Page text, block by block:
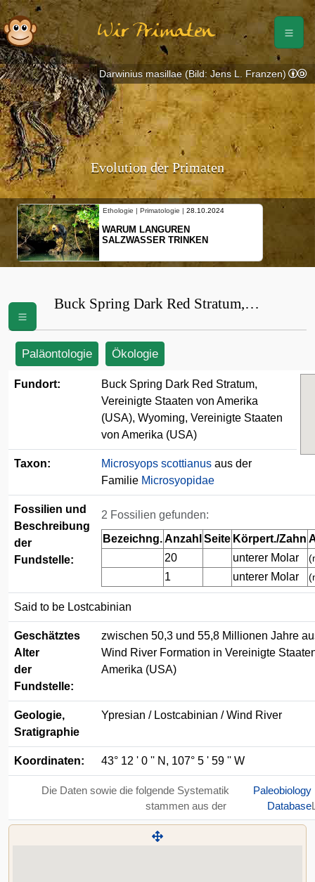
Wir Primaten
Evolution der Primaten
Ethologie | Primatologie | 28.10.2024
WARUM LANGUREN
SALZWASSER TRINKEN
Darwinius masillae (Bild: Jens L. Franzen)
Buck Spring Dark Red Stratum,
Paläontologie Ökologie
Fundort:
Buck Spring Dark Red Stratum,
Vereinigte Staaten von Amerika
(USA), Wyoming, Vereinigte Staaten
von Amerika (USA)
Taxon: Microsyops scottianus aus der
Familie Microsyopidae
Fossilien und
Beschreibung
der
Fundstelle:
2 Fossilien gefunden:
Bezeichng.Anzahl Seite Körpert./Zahn
20
unterer Molar
1 unterer Molar
Said to be Lostcabinian
Geschätztes
Alter
der
Fundstelle:
zwischen 50,3 und 55,8 Millionen Jahre
Wind River Formation in Vereinigte
Amerika (USA)
Geologie,
Sratigraphie
Ypresian / Lostcabinian / Wind River
Koordinaten: 43° 12 ' 0 '' N, 107° 5 ' 59 '' W
Die Daten sowie die folgende Systematik
stammen aus der
Paleobiology
Database